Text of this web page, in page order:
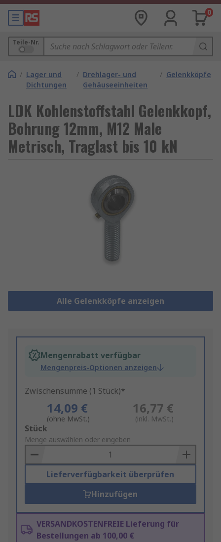
0
Teile-Nr.
/ Lager und
Dichtungen
/ Drehlager- und
Gehäuseeinheiten
/ Gelenkköpfe
LDK Kohlenstoffstahl Gelenkkopf,
Bohrung 12mm, M12 Male
Metrisch, Traglast bis 10 kN
Alle Gelenkköpfe anzeigen
Mengenrabatt verfügbar
Mengenpreis-Optionen anzeigen
Zwischensumme (1 Stück)*
14,09 €
(ohne MwSt.)
16,77 €
(inkl. MwSt.)
Add
to
Basket
Stück
Menge auswählen oder eingeben
Lieferverfügbarkeit überprüfen
Hinzufügen
VERSANDKOSTENFREIE Lieferung für
Bestellungen ab 100,00 €